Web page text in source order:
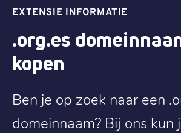
EXTENSIE INFORMATIE
.org.es
kopen
Ben je op zoek naar een
domeinnaam? Bij ons kun